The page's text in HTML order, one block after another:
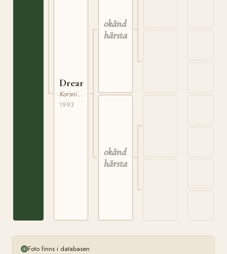
Dreamon
Korsningsponny
1993
okänd
härstamning
okänd
härstamning
Foto finns i databasen